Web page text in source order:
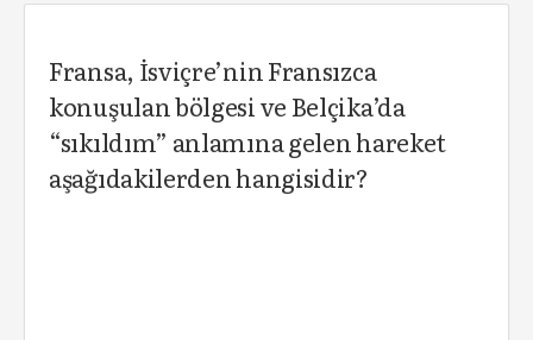
Fransa, İsviçre’nin Fransızca
konuşulan bölgesi ve Belçika’da
“sıkıldım” anlamına gelen hareket
aşağıdakilerden hangisidir?